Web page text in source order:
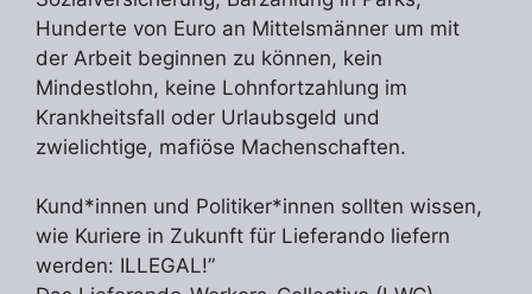
Hunderte von Euro an Mittelsmänner um mit
der Arbeit beginnen zu können, kein
Mindestlohn, keine Lohnfortzahlung im
Krankheitsfall oder Urlaubsgeld und
zwielichtige, mafiöse Machenschaften.
Kund*innen und Politiker*innen sollten wissen,
wie Kuriere in Zukunft für Lieferando liefern
werden: ILLEGAL!”